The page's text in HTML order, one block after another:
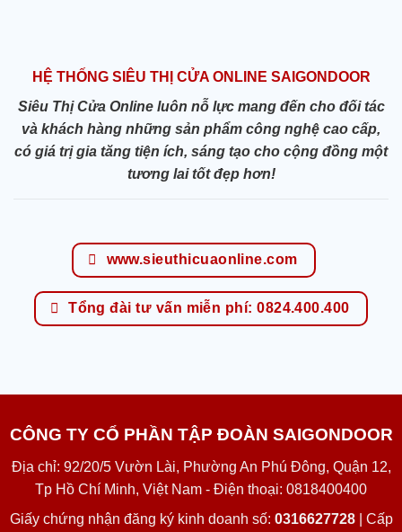
HỆ THỐNG SIÊU THỊ CỬA ONLINE SAIGONDOOR
Siêu Thị Cửa Online luôn nỗ lực mang đến cho đối tác
và khách hàng những sản phẩm công nghệ cao cấp,
có giá trị gia tăng tiện ích, sáng tạo cho cộng đồng một
tương lai tốt đẹp hơn!
www.sieuthicuaonline.com
Tổng đài tư vấn miễn phí: 0824.400.400
CÔNG TY CỔ PHẦN TẬP ĐOÀN SAIGONDOOR
Địa chỉ: 92/20/5 Vườn Lài, Phường An Phú Đông, Quận 12,
Tp Hồ Chí Minh, Việt Nam - Điện thoại: 0818400400
Giấy chứng nhận đăng ký kinh doanh số: 0316627728| Cấp